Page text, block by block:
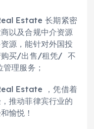
Estate 长期紧密
以及合规中介资源
源，能针对外国投
购买/出售/租凭/ 不
理服务；
Estate ，凭借着
推动菲律宾行业的
愉悦！